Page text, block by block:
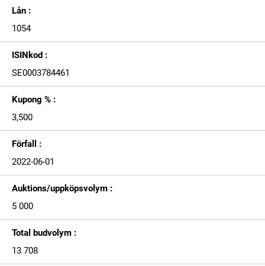
Lån :
1054
ISINkod :
SE0003784461
Kupong % :
3,500
Förfall :
2022-06-01
Auktions/uppköpsvolym :
5 000
Total budvolym :
13 708